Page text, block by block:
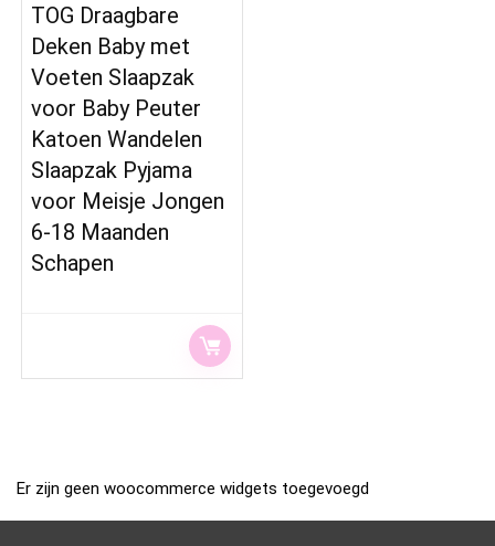
TOG Draagbare
Deken Baby met
Voeten Slaapzak
voor Baby Peuter
Katoen Wandelen
Slaapzak Pyjama
voor Meisje Jongen
6-18 Maanden
Schapen
Er zijn geen woocommerce widgets toegevoegd